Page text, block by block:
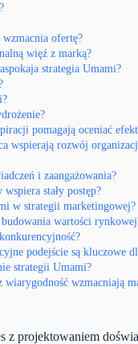
wzmacnia ofertę?
więź z marką?
strategia Umami?
pomagają oceniać
wspierają rozwój
i zaangażowania?
stały postęp?
w strategii marketingowej?
wartości
podejście są kluczowe
strategii Umami?
wiarygodność wzmacniają
z projektowaniem